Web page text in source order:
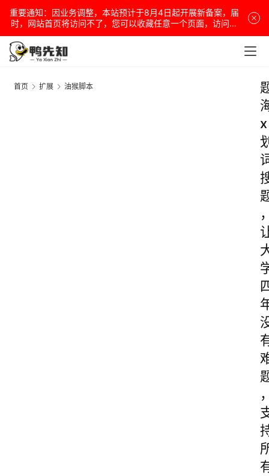
重要通知：因业务调整，本站预计于8月4日起开展新备案，届
时，网站首页将访问不了，您可以收藏任意一个页面，访问网
站！
首页 扩展 油猴脚本
x